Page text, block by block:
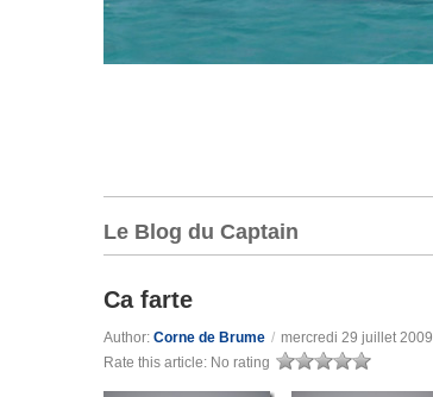
Le Blog du Captain
Ca farte
Author: Corne de Brume / mercredi 29 juillet 2009
Rate this article: No rating